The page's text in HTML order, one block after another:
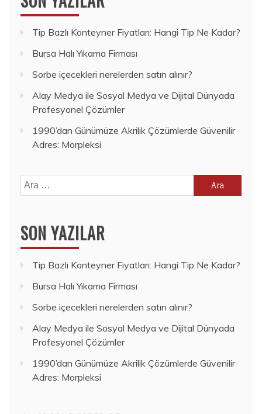
Tip Bazlı Konteyner Fiyatları: Hangi Tip Ne Kadar?
Bursa Halı Yıkama Firması
Sorbe içecekleri nerelerden satın alınır?
Alay Medya ile Sosyal Medya ve Dijital Dünyada
Profesyonel Çözümler
1990’dan Günümüze Akrilik Çözümlerde Güvenilir
Adres: Morpleksi
Arama:
SON YAZILAR
Tip Bazlı Konteyner Fiyatları: Hangi Tip Ne Kadar?
Bursa Halı Yıkama Firması
Sorbe içecekleri nerelerden satın alınır?
Alay Medya ile Sosyal Medya ve Dijital Dünyada
Profesyonel Çözümler
1990’dan Günümüze Akrilik Çözümlerde Güvenilir
Adres: Morpleksi